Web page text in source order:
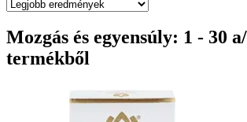
Mozgás és egyensúly: 1 - 30
termékből